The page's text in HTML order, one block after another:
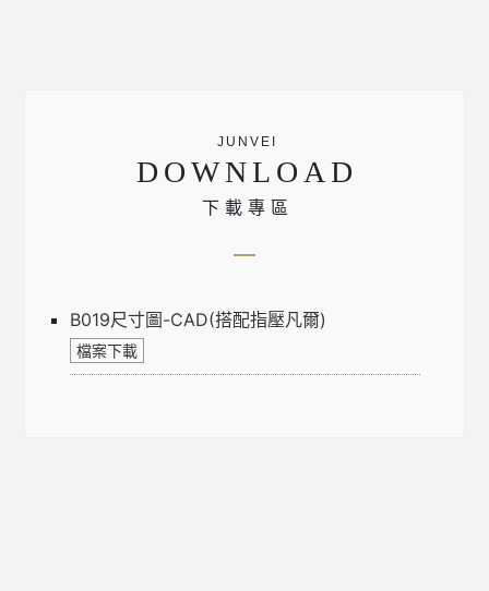
DOWNLOAD
下載專區
B019尺寸圖-CAD(搭配指壓凡爾)